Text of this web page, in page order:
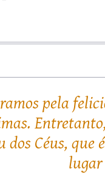
pela
dos Céus,